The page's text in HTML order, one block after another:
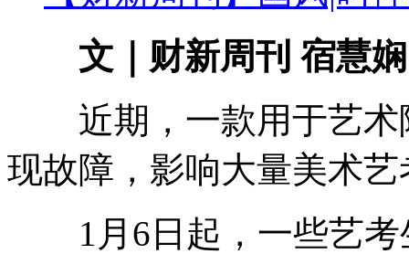
文｜财新周刊 宿慧
近期，一款用于艺术
现故障，影响大量美术
1月6日起，一些艺考